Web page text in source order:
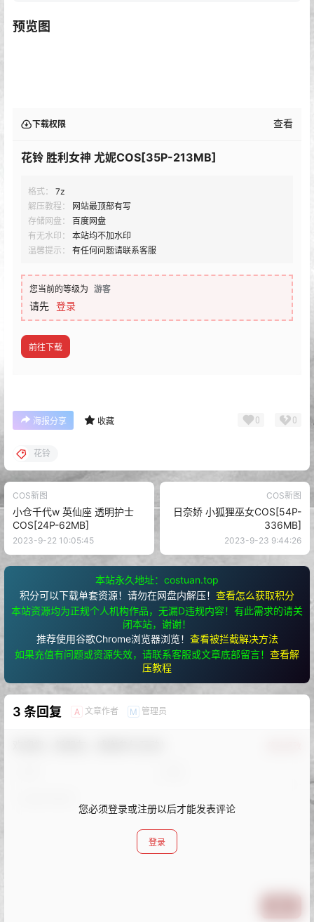
预览图
下载权限 查看
花铃 胜利女神 尤妮COS[35P-213MB]
格式：
7z
解压教程：
网站最顶部有写
存储网盘：
百度网盘
有无水印：
本站均不加水印
温馨提示：
有任何问题请联系客服
您当前的等级为 游客
请先 登录
前往下载
海报分享 收藏 0 0
花铃
COS新图
小仓千代w 英仙座 透明护士
COS[24P-62MB]
2023-9-22 10:05:45
COS新图
日奈娇 小狐狸巫女COS[54P-
336MB]
2023-9-23 9:44:26
本站永久地址：costuan.top
积分可以下载单套资源！请勿在网盘内解压！ 查看怎么获取积分
本站资源均为正规个人机构作品，无漏D违规内容！有此需求的请关
闭本站，谢谢！
推荐使用谷歌Chrome浏览器浏览！ 查看被拦截解决方法
如果充值有问题或资源失效，请联系客服或文章底部留言！ 查看解
压教程
3 条回复 A 文章作者 M 管理员
您必须登录或注册以后才能发表评论
登录